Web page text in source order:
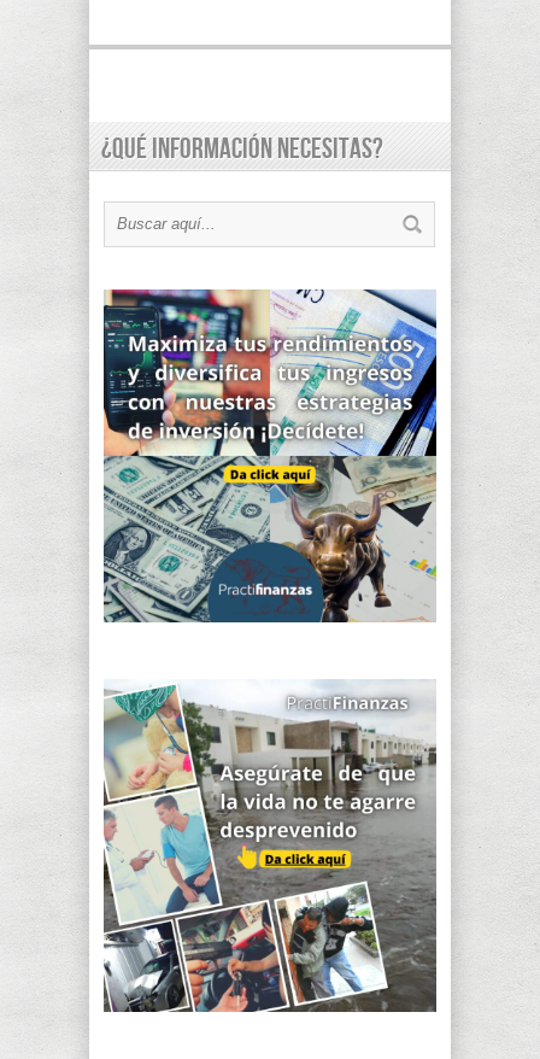
¿Qué información necesitas?